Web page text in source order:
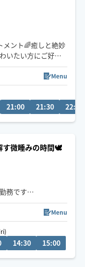
メント🌈癒しと絶妙
いたい方にご好評
Menu
21:00 21:30 22:00
す微睡みの時間🕊️
務です
連絡ください💬
る場合は移動時間
す。
ご用意頂けると有
Menu
14:30 15:00